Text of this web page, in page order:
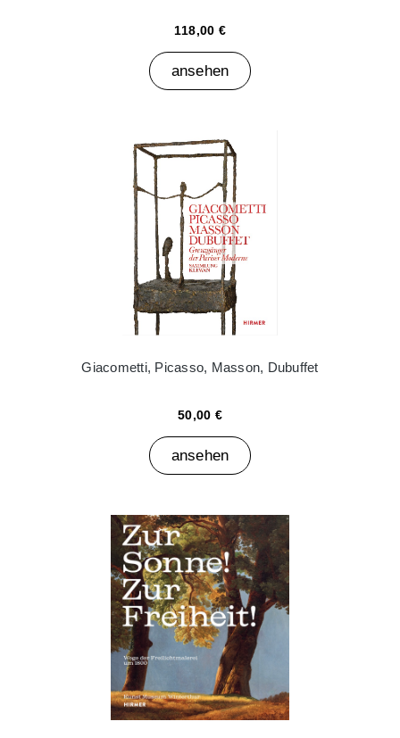
118,00 €
ansehen
Giacometti, Picasso, Masson, Dubuffet
50,00 €
ansehen